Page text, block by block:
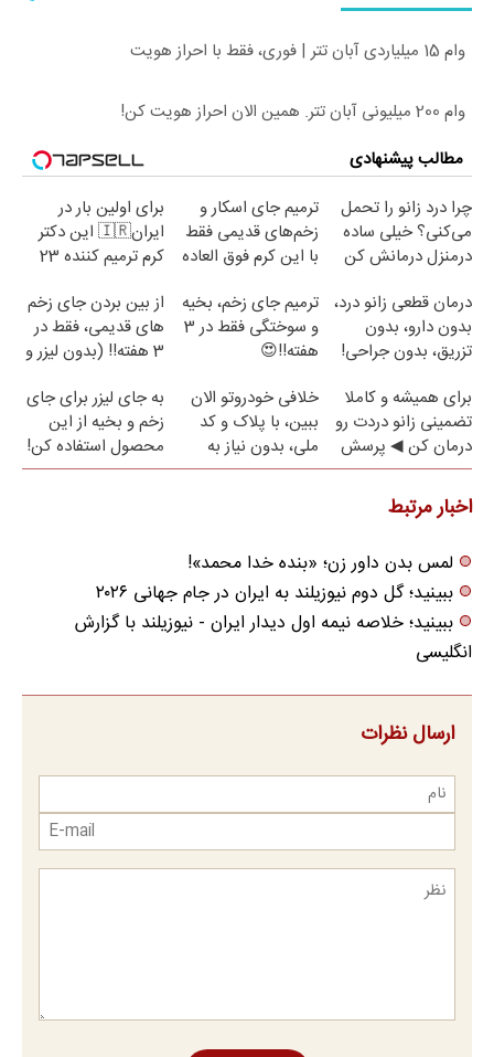
وام 15 میلیاردی آبان تتر | فوری، فقط با احراز هویت
وام 200 میلیونی آبان تتر. همین الان احراز هویت کن!
مطالب پیشنهادی
چرا درد زانو را تحمل
می‌کنی؟ خیلی ساده
درمنزل درمانش کن
ترمیم جای اسکار و
زخم‌های قدیمی فقط
با این کرم فوق العاده
برای اولین بار در
ایران🇮🇷 این دکتر
کرم ترمیم کننده 23
درمان قطعی زانو درد،
بدون دارو، بدون
تزریق، بدون جراحی!
ترمیم جای زخم، بخیه
و سوختگی فقط در 3
هفته!!😍
از بین بردن جای زخم
های قدیمی، فقط در
3 هفته!! (بدون لیزر و
برای همیشه و کاملا
تضمینی زانو دردت رو
درمان کن ◀ پرسش
نامه ▶
خلافی خودروتو الان
ببین، با پلاک و کد
ملی، بدون نیاز به
مراجعه حضوری
به جای لیزر برای جای
زخم و بخیه از این
محصول استفاده کن!
اخبار مرتبط
لمس بدن داور زن؛ «بنده خدا محمد»!
ببینید؛ گل دوم نیوزیلند به ایران در جام جهانی ۲۰۲۶
ببینید؛ خلاصه نیمه اول دیدار ایران - نیوزیلند با گزارش
انگلیسی
ارسال نظرات